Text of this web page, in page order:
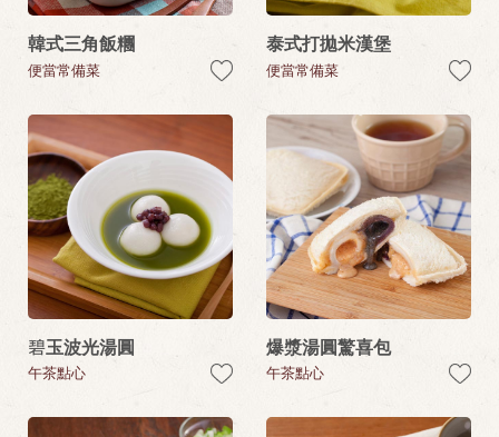
韓式三角飯糰
便當常備菜
泰式打拋米漢堡
便當常備菜
碧玉波光湯圓
午茶點心
爆漿湯圓驚喜包
午茶點心